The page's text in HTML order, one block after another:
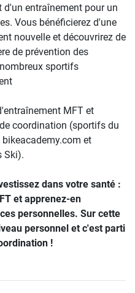
entraînement pour un
Vous bénéficierez d'une
nouvelle et découvrirez de
de prévention des
sportifs
MFT et
coordination (sportifs du
et
Ski).
dans votre santé :
et apprenez-en
personnelles. Sur cette
personnel et c'est parti
!